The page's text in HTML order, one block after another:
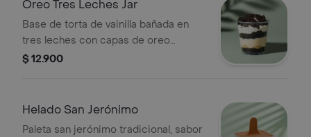
Oreo Tres Leches Jar
Base de torta de vainilla bañada en
tres leches con capas de oreo
triturada.
$ 12.900
Helado San Jerónimo
Paleta san jerónimo tradicional, sabor